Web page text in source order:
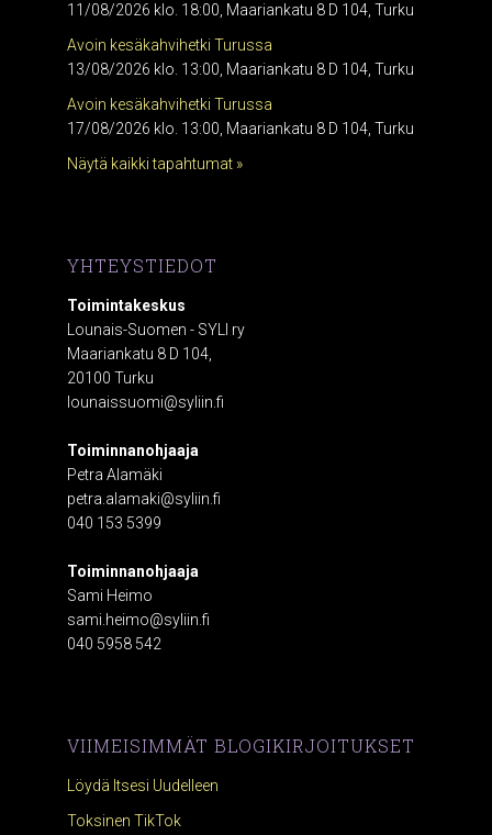
11/08/2026 klo. 18:00, Maariankatu 8 D 104, Turku
Avoin kesäkahvihetki Turussa
13/08/2026 klo. 13:00, Maariankatu 8 D 104, Turku
Avoin kesäkahvihetki Turussa
17/08/2026 klo. 13:00, Maariankatu 8 D 104, Turku
Näytä kaikki tapahtumat »
YHTEYSTIEDOT
Toimintakeskus
Lounais-Suomen - SYLI ry
Maariankatu 8 D 104,
20100 Turku
lounaissuomi@syliin.fi
Toiminnanohjaaja
Petra Alamäki
petra.alamaki@syliin.fi
040 153 5399
Toiminnanohjaaja
Sami Heimo
sami.heimo@syliin.fi
040 5958 542
VIIMEISIMMÄT BLOGIKIRJOITUKSET
Löydä Itsesi Uudelleen
Toksinen TikTok